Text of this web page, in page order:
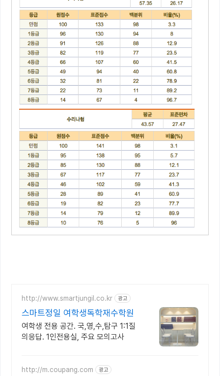
http://www.smartjungil.co.kr 광고
스마트정일 여학생독학재수학원
여학생 전용 공간. 국,영,수,탐구 1:1질
의응답. 1인전용실, 주요 모의고사
http://m.coupang.com 광고